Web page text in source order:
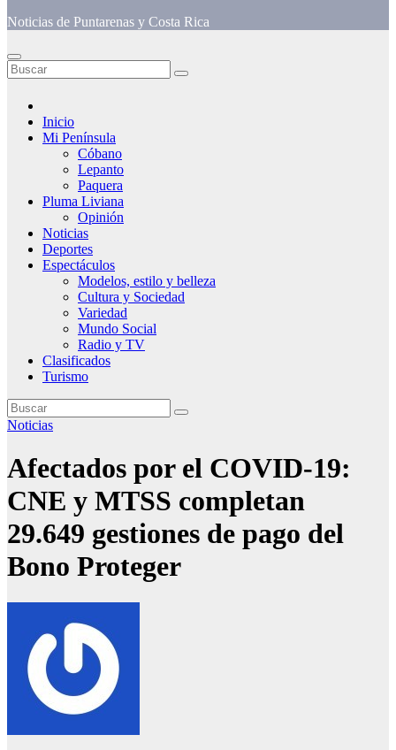
Noticias de Puntarenas y Costa Rica
Inicio
Mi Península
Cóbano
Lepanto
Paquera
Pluma Liviana
Opinión
Noticias
Deportes
Espectáculos
Modelos, estilo y belleza
Cultura y Sociedad
Variedad
Mundo Social
Radio y TV
Clasificados
Turismo
Noticias
Afectados por el COVID-19:
CNE y MTSS completan
29.649 gestiones de pago del
Bono Proteger